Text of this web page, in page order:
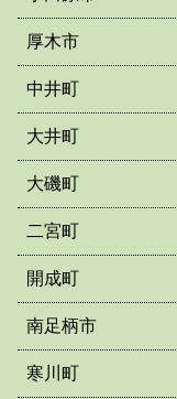
厚木市
中井町
大井町
大磯町
二宮町
開成町
南足柄市
寒川町